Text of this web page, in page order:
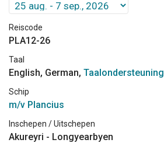
Reiscode
PLA12-26
Taal
English, German, Taalondersteuning
Schip
m/v Plancius
Inschepen / Uitschepen
Akureyri - Longyearbyen